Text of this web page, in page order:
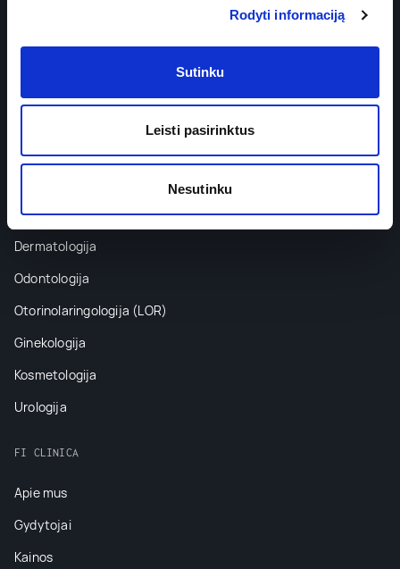
Rodyti informaciją
Sutinku
Leisti pasirinktus
Nesutinku
Bendroji chirurgija
Dermatologija
Odontologija
Otorinolaringologija (LOR)
Ginekologija
Kosmetologija
Urologija
FI CLINICA
Apie mus
Gydytojai
Kainos